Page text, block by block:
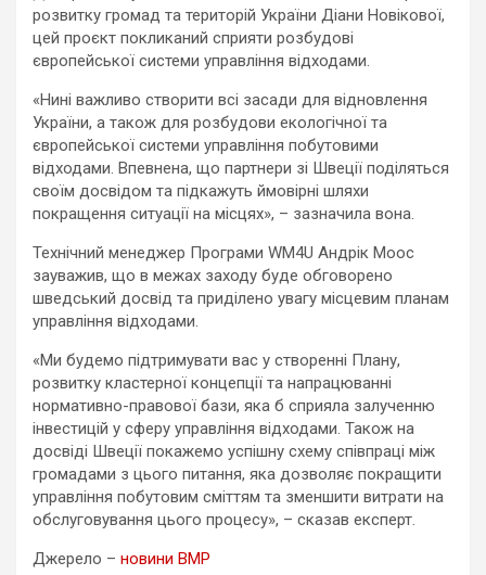
розвитку громад та територій України Діани Новікової,
цей проєкт покликаний сприяти розбудові
європейської системи управління відходами.
«Нині важливо створити всі засади для відновлення
України, а також для розбудови екологічної та
європейської системи управління побутовими
відходами. Впевнена, що партнери зі Швеції поділяться
своїм досвідом та підкажуть ймовірні шляхи
покращення ситуації на місцях», – зазначила вона.
Технічний менеджер Програми WM4U Андрік Моос
зауважив, що в межах заходу буде обговорено
шведський досвід та приділено увагу місцевим планам
управління відходами.
«Ми будемо підтримувати вас у створенні Плану,
розвитку кластерної концепції та напрацюванні
нормативно-правової бази, яка б сприяла залученню
інвестицій у сферу управління відходами. Також на
досвіді Швеції покажемо успішну схему співпраці між
громадами з цього питання, яка дозволяє покращити
управління побутовим сміттям та зменшити витрати на
обслуговування цього процесу», – сказав експерт.
Джерело – новини ВМР